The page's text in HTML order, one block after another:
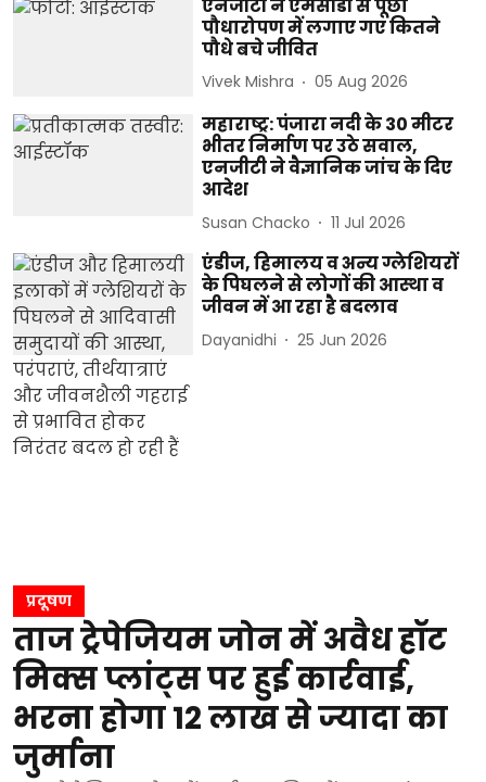
एनजीटी ने एमसीडी से पूछा
पौधारोपण में लगाए गए कितने
पौधे बचे जीवित
Vivek Mishra 05 Aug 2026
महाराष्ट्र: पंजारा नदी के 30 मीटर
भीतर निर्माण पर उठे सवाल,
एनजीटी ने वैज्ञानिक जांच के दिए
आदेश
Susan Chacko 11 Jul 2026
एंडीज, हिमालय व अन्य ग्लेशियरों
के पिघलने से लोगों की आस्था व
जीवन में आ रहा है बदलाव
Dayanidhi 25 Jun 2026
प्रदूषण
ताज ट्रेपेजियम जोन में अवैध हॉट
मिक्स प्लांट्स पर हुई कार्रवाई,
भरना होगा 12 लाख से ज्यादा का
जुर्माना